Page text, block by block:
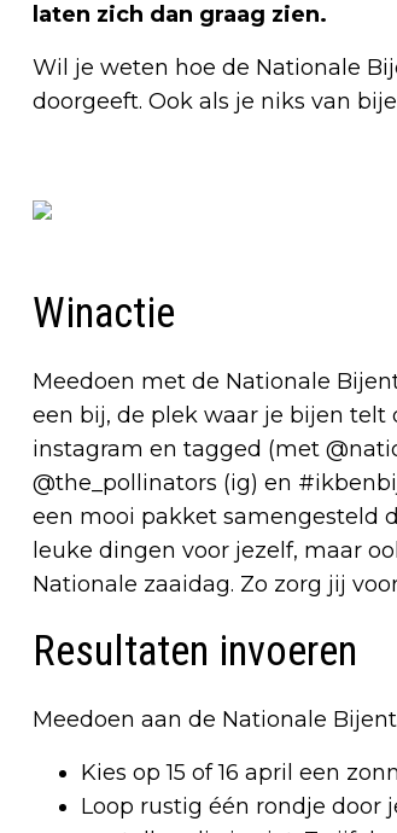
laten zich dan graag zien.
Wil je weten hoe de Nationale
doorgeeft. Ook als je niks van
Winactie
Meedoen met de Nationale
een bij, de plek waar je bijen
instagram en tagged (met
@the_pollinators (ig) en
een mooi pakket samengesteld
leuke dingen voor jezelf, maar
Nationale zaaidag. Zo zorg jij
Resultaten invoeren
Meedoen aan de Nationale
Kies op 15 of 16 april een
Loop rustig één rondje door